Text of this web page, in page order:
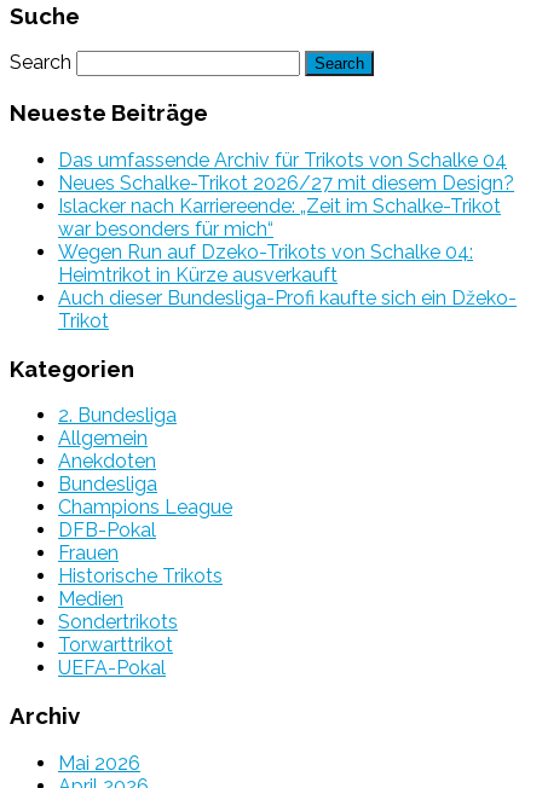
Suche
Search
Neueste Beiträge
Das umfassende Archiv für Trikots von Schalke 04
Neues Schalke-Trikot 2026/27 mit diesem Design?
Islacker nach Karriereende: „Zeit im Schalke-Trikot
war besonders für mich“
Wegen Run auf Dzeko-Trikots von Schalke 04:
Heimtrikot in Kürze ausverkauft
Auch dieser Bundesliga-Profi kaufte sich ein Džeko-
Trikot
Kategorien
2. Bundesliga
Allgemein
Anekdoten
Bundesliga
Champions League
DFB-Pokal
Frauen
Historische Trikots
Medien
Sondertrikots
Torwarttrikot
UEFA-Pokal
Archiv
Mai 2026